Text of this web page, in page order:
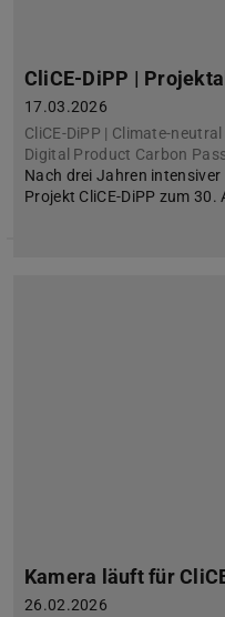
CliCE-DiPP |
17.03.2026
CliCE-DiPP | Climate-
Digital Product Carbon
Nach drei Jahren
Projekt CliCE-DiPP zum 30.
Kamera läuft für
26.02.2026